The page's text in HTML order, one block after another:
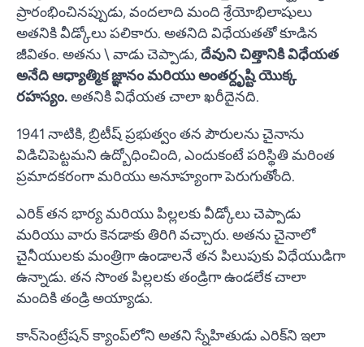
ప్రారంభించినప్పుడు, వందలాది మంది శ్రేయోభిలాషులు
అతనికి వీడ్కోలు పలికారు. అతనిది విధేయతతో కూడిన
జీవితం. అతను \ వాడు చెప్పాడు,దేవుని చిత్తానికి విధేయత
అనేది ఆధ్యాత్మిక జ్ఞానం మరియు అంతర్దృష్టి యొక్క
రహస్యం.అతనికి విధేయత చాలా ఖరీదైనది.
1941 నాటికి, బ్రిటీష్ ప్రభుత్వం తన పౌరులను చైనాను
విడిచిపెట్టమని ఉద్బోధించింది, ఎందుకంటే పరిస్థితి మరింత
ప్రమాదకరంగా మరియు అనూహ్యంగా పెరుగుతోంది.
ఎరిక్ తన భార్య మరియు పిల్లలకు వీడ్కోలు చెప్పాడు
మరియు వారు కెనడాకు తిరిగి వచ్చారు. అతను చైనాలో
చైనీయులకు మంత్రిగా ఉండాలనే తన పిలుపుకు విధేయుడిగా
ఉన్నాడు. తన సొంత పిల్లలకు తండ్రిగా ఉండలేక చాలా
మందికి తండ్రి అయ్యాడు.
కాన్‌సెంట్రేషన్ క్యాంప్‌లోని అతని స్నేహితుడు ఎరిక్‌ని ఇలా